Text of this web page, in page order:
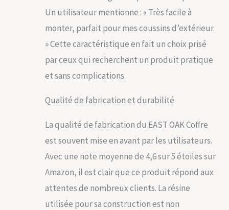
météorologiques
supplémentaire : À
l'exception du
boîte peut
de jardin ou table de
jardin, avec une
de 80 kg. Il peut
s'agir d'un coffre de
votre mobilier de
jardin. Portable et
rangement est
équipée de deux
Un utilisateur mentionne : « Très facile à
monter, parfait pour mes coussins d’extérieur.
» Cette caractéristique en fait un choix prisé
par ceux qui recherchent un produit pratique
et sans complications.
Qualité de fabrication et durabilité
La qualité de fabrication du EAST OAK Coffre
est souvent mise en avant par les utilisateurs.
Avec une note moyenne de 4,6 sur 5 étoiles sur
Amazon, il est clair que ce produit répond aux
attentes de nombreux clients. La résine
utilisée pour sa construction est non